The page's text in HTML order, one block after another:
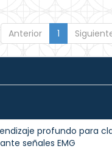
Anterior 1
profundo para
señales EMG